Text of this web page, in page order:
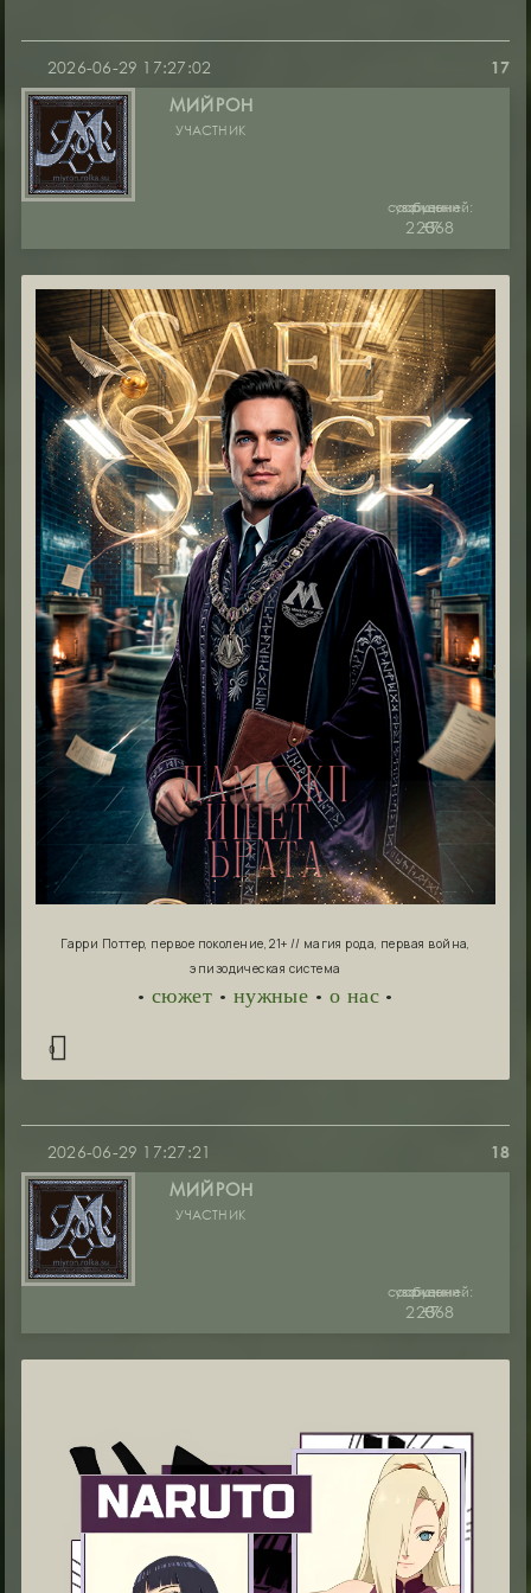
17
2026-06-29 17:27:02
МИЙРОН
УЧАСТНИК
руны:
0
сообщений:
22368
уважение:
+7
Гарри Поттер, первое поколение, 21+ // магия рода, первая война,
эпизодическая система
•сюжет • нужные • о нас•
0
18
2026-06-29 17:27:21
МИЙРОН
УЧАСТНИК
руны:
0
сообщений:
22368
уважение:
+7